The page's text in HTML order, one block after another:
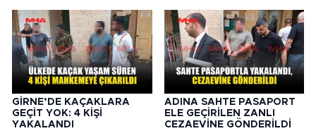
GİRNE’DE KAÇAKLARA
GEÇİT YOK: 4 KİŞİ
YAKALANDI
ADINA SAHTE PASAPORT
ELE GEÇİRİLEN ZANLI
CEZAEVİNE GÖNDERİLDİ